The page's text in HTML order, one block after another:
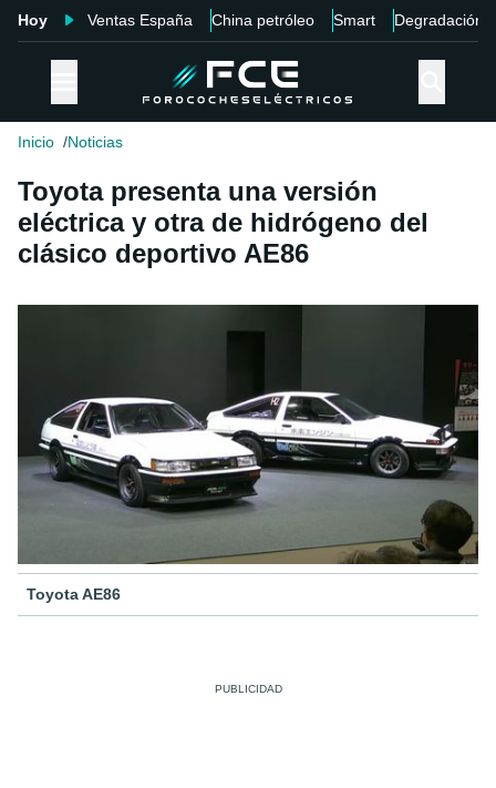
Hoy Ventas España China petróleo Smart Degradación
Inicio Noticias
Toyota presenta una versión
eléctrica y otra de hidrógeno del
clásico deportivo AE86
Toyota AE86